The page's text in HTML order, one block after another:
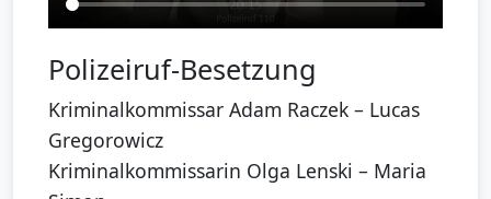
Polizeiruf-Besetzung
Kriminalkommissar Adam Raczek – Lucas
Gregorowicz
Kriminalkommissarin Olga Lenski – Maria